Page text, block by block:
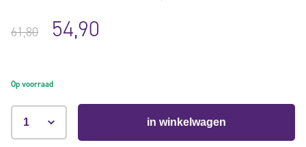
gebaseerd
op
klant
61,80 54,90
Op voorraad
in winkelwagen